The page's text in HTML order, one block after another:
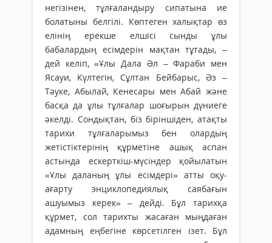
негізінен, тұлғаландыру сипатына ие
болатыны белгілі. Көптеген халықтар өз
елінің ерекше елшісі сынды ұлы
бабалардың есімдерін мақтан тұтады, –
дей келіп, «Ұлы Дала Әл – Фараби мен
Ясауи, Күлтегін, Сұлтан Бейбарыс, Әз –
Тәуке, Абылай, Кенесары мен Абай және
басқа да ұлы тұлғалар шоғырын дүниеге
әкелді. Сондықтан, біз біріншіден, атақты
тарихи тұлғаларымыз бен олардың
жетістіктерінің құрметіне ашық аспан
астында ескерткіш-мүсіндер қойылатын
«Ұлы даланың ұлы есімдері» атты оқу-
ағарту энциклопедиялық саябағын
ашуымыз керек» – дейді. Бұл тарихқа
құрмет, сол тарихты жасаған мыңдаған
адамның еңбегіне көрсетілген ізет. Бұл